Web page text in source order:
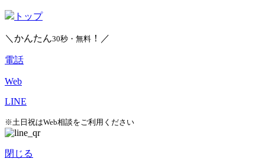
トップ
＼かんたん30秒・無料 ！／
電話
Web
LINE
※土日祝はWeb相談をご利用ください
閉じる